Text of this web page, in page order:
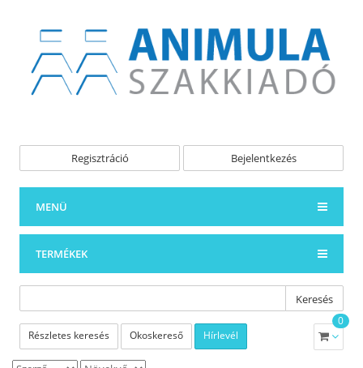
Regisztráció Bejelentkezés
MENÜ
TERMÉKEK
Keresés
Részletes keresés Okoskereső Hírlevél
0